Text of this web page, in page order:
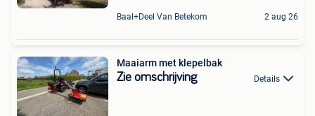
Baal+Deel Van Betekom 2 aug 26
Maaiarm met klepelbak
Zie omschrijving Details